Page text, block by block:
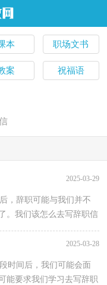
本 职场文书
案 祝福语
2025-03-29
，辞职可能与我们并不
。我们该怎么去写辞职信
，欢迎阅读...
2025-03-28
时间后，我们可能会面
能要求我们学习去写辞职